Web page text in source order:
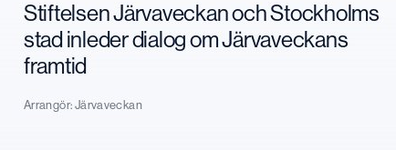
Stiftelsen Järvaveckan och Stockholms
stad inleder dialog om Järvaveckans
framtid
Arrangör: Järvaveckan